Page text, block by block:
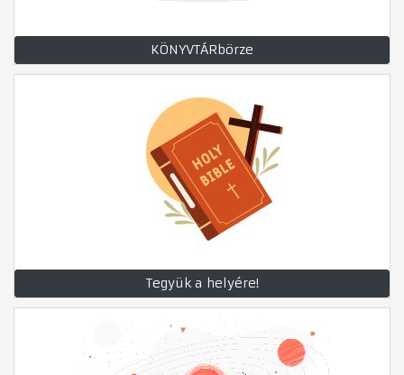
KÖNYVTÁRbörze
Tegyük a helyére!